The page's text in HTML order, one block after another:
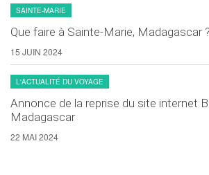
SAINTE-MARIE
Que faire à Sainte-Marie, Madagascar ?
15 JUIN 2024
L'ACTUALITÉ DU VOYAGE
Annonce de la reprise du site internet
Madagascar
22 MAI 2024